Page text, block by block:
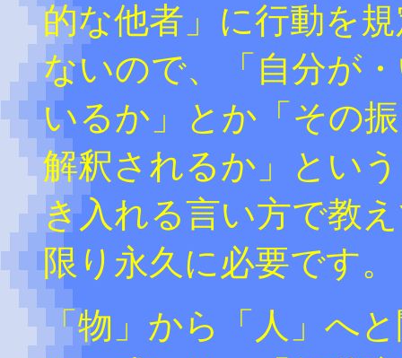
的な他者」に行動を
ないので、「自分が
いるか」とか「その
解釈されるか」とい
き入れる言い方で教
限り永久に必要です。
「物」から「人」へ